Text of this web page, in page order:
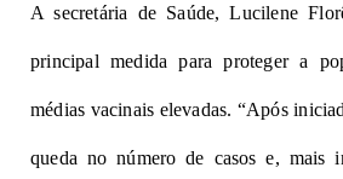
A secretária de Saúde, Lucilene
principal medida para proteger a
médias vacinais elevadas. “Após
queda no número de casos e, mais